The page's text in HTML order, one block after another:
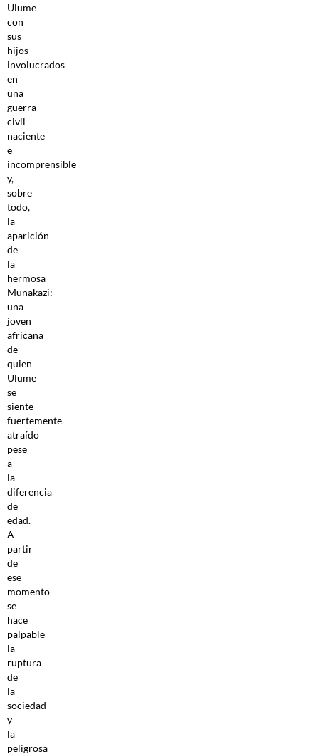
Ulume
con
sus
hijos
involucrados
en
una
guerra
civil
naciente
e
incomprensible
y,
sobre
todo,
la
aparición
de
la
hermosa
Munakazi:
una
joven
africana
de
quien
Ulume
se
siente
fuertemente
atraído
pese
a
la
diferencia
de
edad.
A
partir
de
ese
momento
se
hace
palpable
la
ruptura
de
la
sociedad
y
la
peligrosa